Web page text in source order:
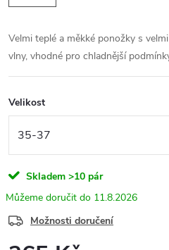
Velmi teplé a měkké ponožky s
vlny, vhodné pro chladnější
Velikost
Skladem >10 pár
11.8.2026
Možnosti doručení